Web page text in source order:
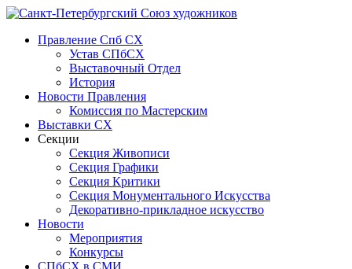
Правление Спб СХ
Устав СПбСХ
Выставочный Отдел
История
Новости Правления
Комиссия по Мастерским
Выставки СХ
Секции
Секция Живописи
Секция Графики
Секция Критики
Секция Монументального Искусства
Декоративно-прикладное искусство
Новости
Мероприятия
Конкурсы
СПбСХ в СМИ